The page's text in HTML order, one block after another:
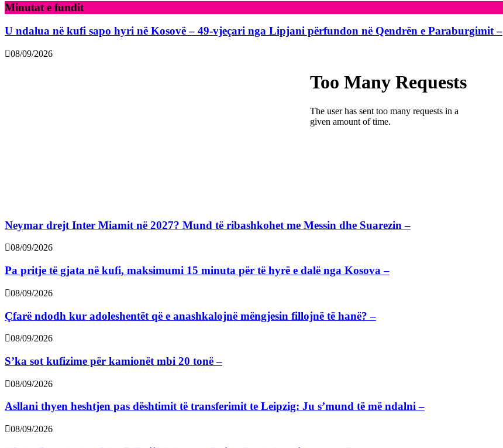
Minutat e fundit
U ndalua në kufi sapo hyri në Kosovë – 49-vjeçari nga Lipjani përfundon në Qendrën e Paraburgimit –
08/09/2026
Neymar drejt Inter Miamit në 2027? Mund të ribashkohet me Messin dhe Suarezin –
08/09/2026
Pa pritje të gjata në kufi, maksimumi 15 minuta për të hyrë e dalë nga Kosova –
08/09/2026
Çfarë ndodh kur adoleshentët që e anashkalojnë mëngjesin fillojnë të hanë? –
08/09/2026
S’ka sot kufizime për kamionët mbi 20 tonë –
08/09/2026
Asllani thyen heshtjen pas dështimit të transferimit te Leipzig: Ju s’mund të më ndalni –
08/09/2026